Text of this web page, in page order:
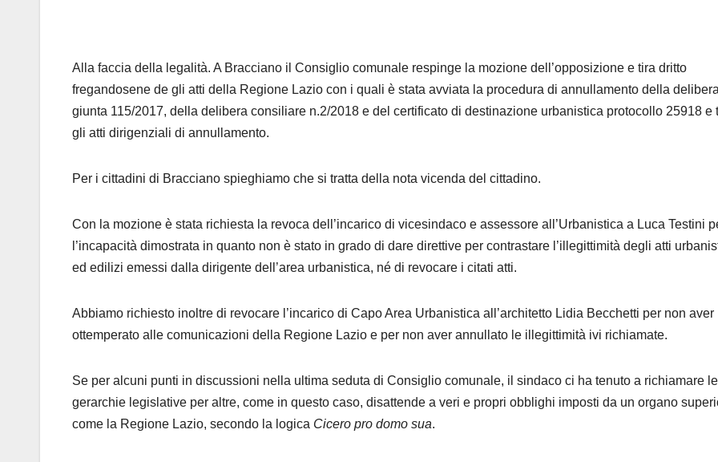
Alla faccia della legalità. A Bracciano il Consiglio comunale respinge la mozione dell’opposizione e tira dritto
fregandosene de gli atti della Regione Lazio con i quali è stata avviata la procedura di annullamento della
giunta 115/2017, della delibera consiliare n.2/2018 e del certificato di destinazione urbanistica protocollo 25918 e
gli atti dirigenziali di annullamento.
Per i cittadini di Bracciano spieghiamo che si tratta della nota vicenda del cittadino.
Con la mozione è stata richiesta la revoca dell’incarico di vicesindaco e assessore all’Urbanistica a Luca Testini
l’incapacità dimostrata in quanto non è stato in grado di dare direttive per contrastare l’illegittimità degli atti
ed edilizi emessi dalla dirigente dell’area urbanistica, né di revocare i citati atti.
Abbiamo richiesto inoltre di revocare l’incarico di Capo Area Urbanistica all’architetto Lidia Becchetti per non aver
ottemperato alle comunicazioni della Regione Lazio e per non aver annullato le illegittimità ivi richiamate.
Se per alcuni punti in discussioni nella ultima seduta di Consiglio comunale, il sindaco ci ha tenuto a richiamare le
gerarchie legislative per altre, come in questo caso, disattende a veri e propri obblighi imposti da un organo
come la Regione Lazio, secondo la logica Cicero pro domo sua.